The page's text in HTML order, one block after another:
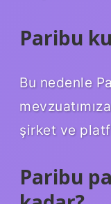
Paribu
Bu nedenle
şirket ve
Paribu